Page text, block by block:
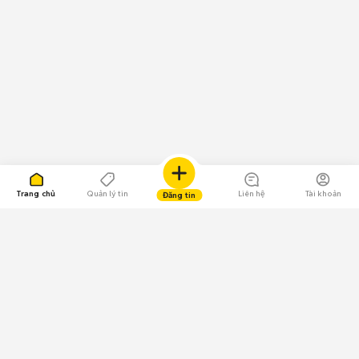
Trang chủ Quản lý tin Đăng tin Liên hệ Tài khoản